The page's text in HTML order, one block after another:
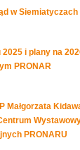
w Siemiatyczach
i plany na
PRONAR
Małgorzata
PRONARU